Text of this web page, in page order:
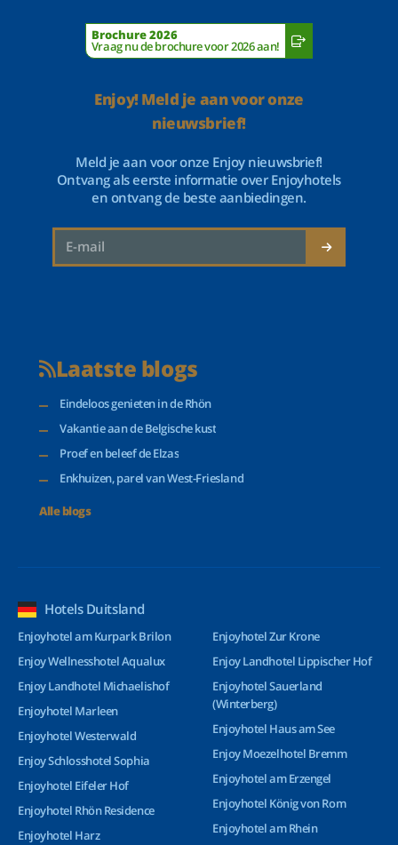
Brochure 2026
Vraag nu de brochure voor 2026 aan!
Enjoy! Meld je aan voor onze
nieuwsbrief!
Meld je aan voor onze Enjoy nieuwsbrief!
Ontvang als eerste informatie over Enjoyhotels
en ontvang de beste aanbiedingen.
Laatste blogs
Eindeloos genieten in de Rhön
Vakantie aan de Belgische kust
Proef en beleef de Elzas
Enkhuizen, parel van West-Friesland
Alle blogs
Hotels Duitsland
Enjoyhotel am Kurpark Brilon
Enjoy Wellnesshotel Aqualux
Enjoy Landhotel Michaelishof
Enjoyhotel Marleen
Enjoyhotel Westerwald
Enjoy Schlosshotel Sophia
Enjoyhotel Eifeler Hof
Enjoyhotel Rhön Residence
Enjoyhotel Harz
Enjoyhotel Zur Krone
Enjoy Landhotel Lippischer Hof
Enjoyhotel Sauerland
(Winterberg)
Enjoyhotel Haus am See
Enjoy Moezelhotel Bremm
Enjoyhotel am Erzengel
Enjoyhotel König von Rom
Enjoyhotel am Rhein